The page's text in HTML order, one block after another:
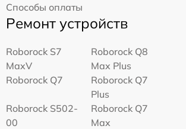
Способы оплаты
Ремонт устройств
Roborock S7
MaxV
Roborock Q8
Max Plus
Roborock Q7
Roborock Q7
Plus
Roborock S502-
00
Roborock Q7
Max